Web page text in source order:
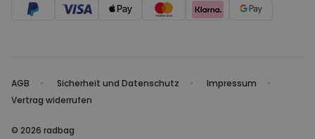
AGB Sicherheit und Datenschutz
Impressum
Vertrag widerrufen
© 2026 radbag